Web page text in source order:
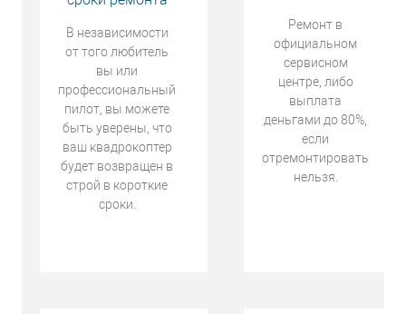
В независимости
от того любитель
вы или
профессиональный
пилот, вы можете
быть уверены, что
ваш квадрокоптер
будет возвращен в
строй в короткие
сроки.
Ремонт в
официальном
сервисном
центре, либо
выплата
деньгами до 80%,
если
отремонтировать
нельзя.